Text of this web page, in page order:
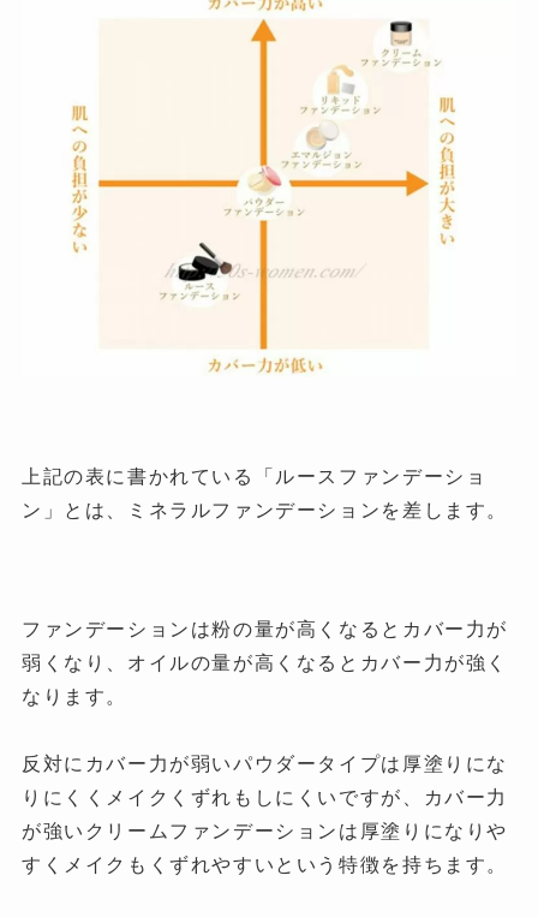
上記の表に書かれている「ルースファンデーショ
ン」とは、ミネラルファンデーションを差します。
ファンデーションは粉の量が高くなるとカバー力が
弱くなり、オイルの量が高くなるとカバー力が強く
なります。
反対にカバー力が弱いパウダータイプは厚塗りにな
りにくくメイクくずれもしにくいですが、カバー力
が強いクリームファンデーションは厚塗りになりや
すくメイクもくずれやすいという特徴を持ちます。